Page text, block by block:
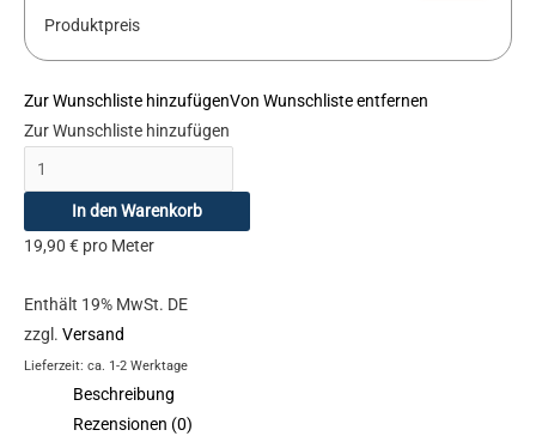
Produktpreis
Zur Wunschliste hinzufügenVon Wunschliste entfernen
Zur Wunschliste hinzufügen
In den Warenkorb
19,90 € pro Meter
Enthält 19% MwSt. DE
zzgl. Versand
Lieferzeit: ca. 1-2 Werktage
Beschreibung
Rezensionen (0)